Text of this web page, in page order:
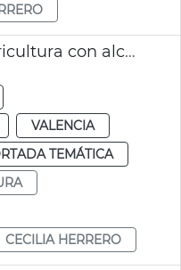
Reunión concejala agricultura con alcaldes pedáneos
VALENCIA
TEMÁTICA
CECILIA HERRERO